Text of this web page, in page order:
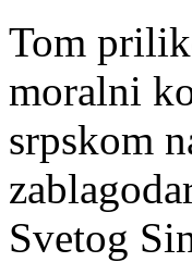
Tom
moralni
srpskom
Svetog